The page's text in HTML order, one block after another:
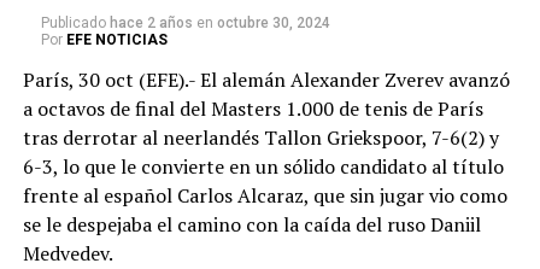
Publicado hace 2 años en octubre 30, 2024
Por EFE NOTICIAS
París, 30 oct (EFE).- El alemán Alexander Zverev avanzó
a octavos de final del Masters 1.000 de tenis de París
tras derrotar al neerlandés Tallon Griekspoor, 7-6(2) y
6-3, lo que le convierte en un sólido candidato al título
frente al español Carlos Alcaraz, que sin jugar vio como
se le despejaba el camino con la caída del ruso Daniil
Medvedev.